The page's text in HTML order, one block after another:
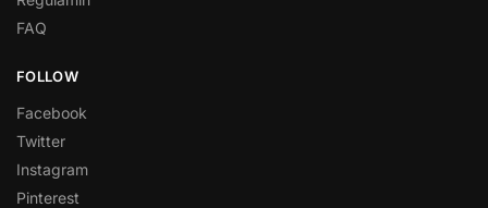
FAQ
FOLLOW
Facebook
Twitter
Instagram
Pinterest